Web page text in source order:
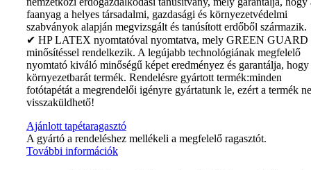
faanyag a helyes társadalmi, gazdasági és környezetvédelmi
szabványok alapján megvizsgált és tanúsított erdőből származik.
✔ HP LATEX nyomtatóval nyomtatva, mely GREEN GUARD
minősítéssel rendelkezik. A legújabb technológiának megfelelő
nyomtató kiváló minőségű képet eredményez és garantálja, hogy
környezetbarát termék. Rendelésre gyártott termék:minden
fotótapétát a megrendelői igényre gyártatunk le, ezért a termék
visszaküldhető!
Ajánlott tapétaragasztó
A gyártó a rendeléshez mellékeli a megfelelő ragasztót.
További információk